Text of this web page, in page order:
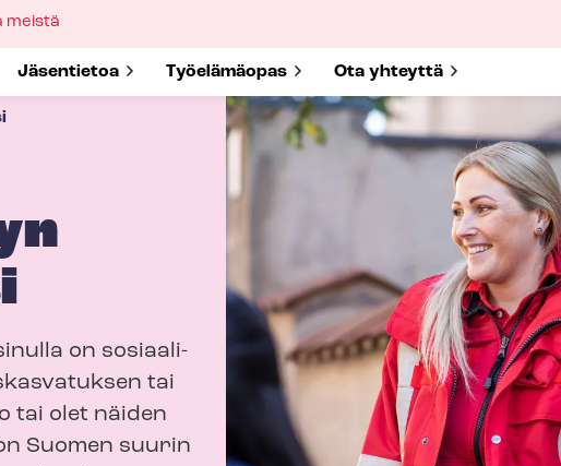
for
Show submenu for
Jäsentietoa Show submenu for
Työelämäopas Show submenu for
Ota yhteyttä
meistä
on sosiaali-
tai
tai olet näiden
Suomen suurin